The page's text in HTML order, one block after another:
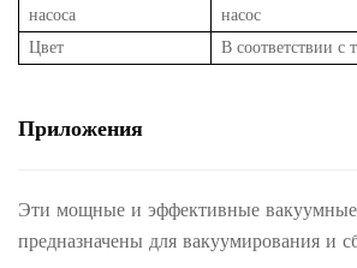
насоса
насос
Цвет
В соответствии с
Приложения
Эти мощные и эффективные
предназначены для вакуумирования и